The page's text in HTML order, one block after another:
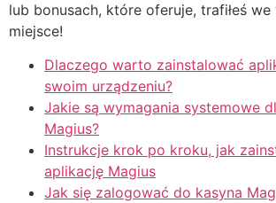
lub bonusach, które oferuje, trafiłeś we
miejsce!
Dlaczego warto zainstalować
swoim urządzeniu?
Jakie są wymagania systemowe
Magius?
Instrukcje krok po kroku, jak
aplikację Magius
Jak się zalogować do kasyna